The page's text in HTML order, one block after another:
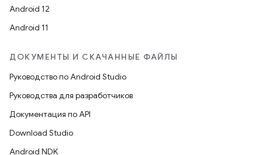
Android 12
Android 11
ДОКУМЕНТЫ И СКАЧАННЫЕ ФАЙЛЫ
Руководство по Android Studio
Руководства для разработчиков
Документация по API
Download Studio
Android NDK